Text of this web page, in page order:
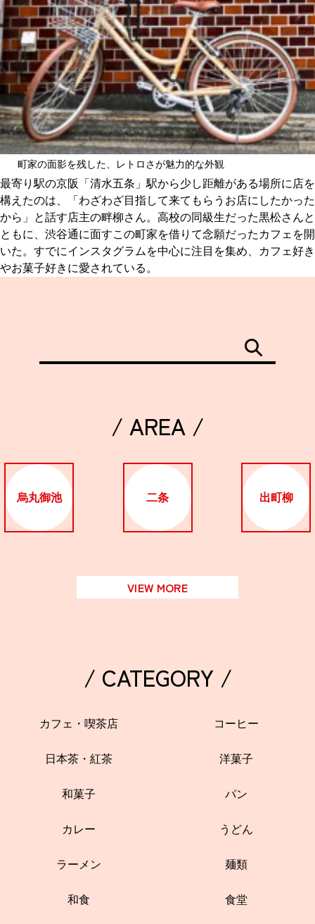
町家の面影を残した、レトロさが魅力的な外観
最寄り駅の京阪「清水五条」駅から少し距離がある場所に店を
構えたのは、「わざわざ目指して来てもらうお店にしたかった
から」と話す店主の畔柳さん。高校の同級生だった黒松さんと
ともに、渋谷通に面すこの町家を借りて念願だったカフェを開
いた。すでにインスタグラムを中心に注目を集め、カフェ好き
やお菓子好きに愛されている。
/ AREA /
烏丸御池 二条 出町柳
VIEW MORE
/ CATEGORY /
カフェ・喫茶店 コーヒー
日本茶・紅茶 洋菓子
和菓子 パン
カレー うどん
ラーメン 麺類
和食 食堂